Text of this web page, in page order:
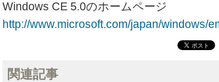
Windows CE 5.0のホームページ
http://www.microsoft.com/japan/windows/
関連記事